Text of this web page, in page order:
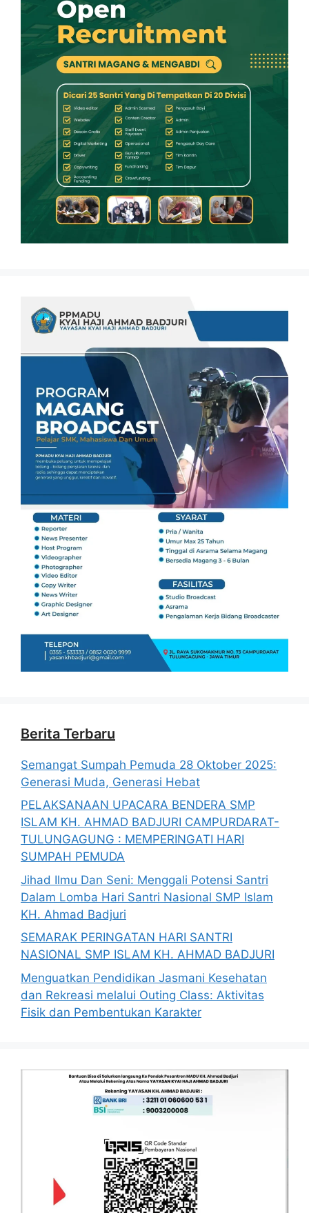
Berita Terbaru
Semangat Sumpah Pemuda 28 Oktober 2025:
Generasi Muda, Generasi Hebat
PELAKSANAAN UPACARA BENDERA SMP
ISLAM KH. AHMAD BADJURI CAMPURDARAT-
TULUNGAGUNG : MEMPERINGATI HARI
SUMPAH PEMUDA
Jihad Ilmu Dan Seni: Menggali Potensi Santri
Dalam Lomba Hari Santri Nasional SMP Islam
KH. Ahmad Badjuri
SEMARAK PERINGATAN HARI SANTRI
NASIONAL SMP ISLAM KH. AHMAD BADJURI
Menguatkan Pendidikan Jasmani Kesehatan
dan Rekreasi melalui Outing Class: Aktivitas
Fisik dan Pembentukan Karakter